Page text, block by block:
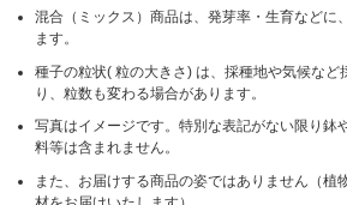
混合（ミックス）商品は、発芽率・生育などに
ます。
種子の粒状( 粒の大きさ) は、採種地や気候など
り、粒数も変わる場合があります。
写真はイメージです。特別な表記がない限り鉢
料等は含まれません。
また、お届けする商品の姿ではありません（植